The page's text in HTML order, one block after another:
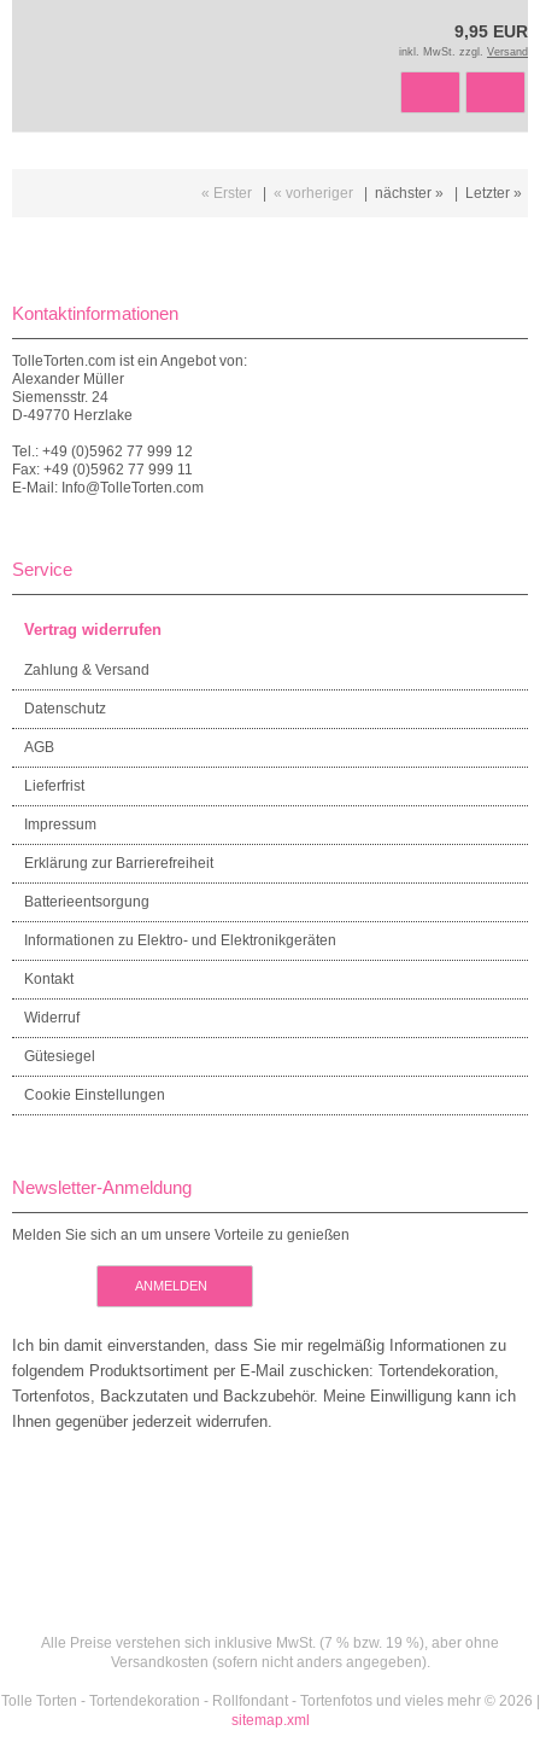
9,95 EUR
inkl. MwSt. zzgl. Versand
« Erster | « vorheriger | nächster » | Letzter »
Kontaktinformationen
TolleTorten.com ist ein Angebot von:
Alexander Müller
Siemensstr. 24
D-49770 Herzlake
Tel.: +49 (0)5962 77 999 12
Fax: +49 (0)5962 77 999 11
E-Mail: Info@TolleTorten.com
Service
Vertrag widerrufen
Zahlung & Versand
Datenschutz
AGB
Lieferfrist
Impressum
Erklärung zur Barrierefreiheit
Batterieentsorgung
Informationen zu Elektro- und Elektronikgeräten
Kontakt
Widerruf
Gütesiegel
Cookie Einstellungen
Newsletter-Anmeldung
Melden Sie sich an um unsere Vorteile zu genießen
ANMELDEN
Ich bin damit einverstanden, dass Sie mir regelmäßig Informationen zu
folgendem Produktsortiment per E-Mail zuschicken: Tortendekoration,
Tortenfotos, Backzutaten und Backzubehör. Meine Einwilligung kann ich
Ihnen gegenüber jederzeit widerrufen.
Alle Preise verstehen sich inklusive MwSt. (7 % bzw. 19 %), aber ohne
Versandkosten (sofern nicht anders angegeben).
Tolle Torten - Tortendekoration - Rollfondant - Tortenfotos und vieles mehr © 2026 |
sitemap.xml